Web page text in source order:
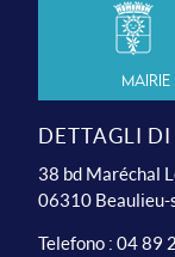
Mairie
DETTAGLI
38 bd Maréchal
06310
Telefono : 04 89